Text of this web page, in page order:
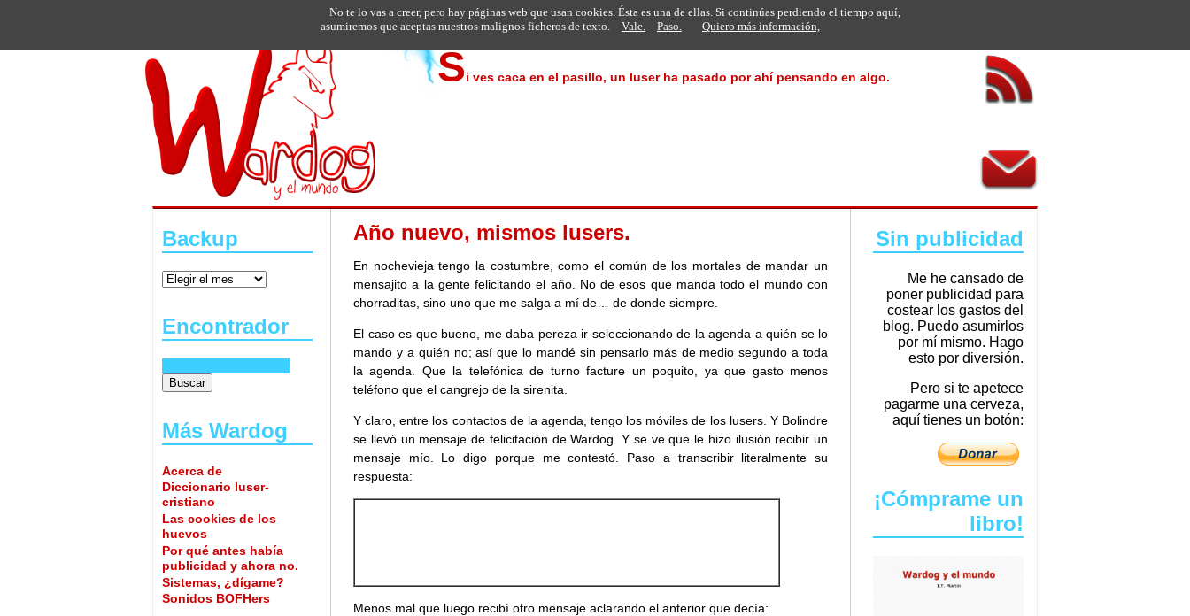
Si ves caca en el pasillo, un luser ha pasado por ahí pensando en algo.
Backup
Encontrador
Más Wardog
Acerca de
Diccionario luser-
cristiano
Las cookies de los
huevos
Por qué antes había
publicidad y ahora no.
Sistemas, ¿dígame?
Sonidos BOFHers
Sin publicidad
Me he cansado de
poner publicidad para
costear los gastos del
blog. Puedo asumirlos
por mí mismo. Hago
esto por diversión.
Pero si te apetece
pagarme una cerveza,
aquí tienes un botón:
¡Cómprame un
libro!
Año nuevo, mismos lusers.
En nochevieja tengo la costumbre, como el común de los mortales de mandar un
mensajito a la gente felicitando el año. No de esos que manda todo el mundo con
chorraditas, sino uno que me salga a mí de… de donde siempre.
El caso es que bueno, me daba pereza ir seleccionando de la agenda a quién se lo
mando y a quién no; así que lo mandé sin pensarlo más de medio segundo a toda
la agenda. Que la telefónica de turno facture un poquito, ya que gasto menos
teléfono que el cangrejo de la sirenita.
Y claro, entre los contactos de la agenda, tengo los móviles de los lusers. Y Bolindre
se llevó un mensaje de felicitación de Wardog. Y se ve que le hizo ilusión recibir un
mensaje mío. Lo digo porque me contestó. Paso a transcribir literalmente su
respuesta:
Menos mal que luego recibí otro mensaje aclarando el anterior que decía:
No te lo vas a creer, pero hay páginas web que usan cookies. Ésta es una de ellas. Si continúas perdiendo el tiempo aquí,
asumiremos que aceptas nuestros malignos ficheros de texto.
Vale. Paso. Quiero más información,